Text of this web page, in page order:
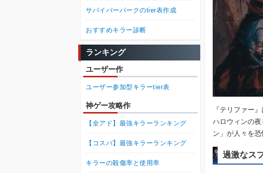
『テリファー
ハロウィンの
ン」が人々を
過激なス
サバイバーパークのtier表作成
おすすめキラー診断
ランキング
ユーザー作
ユーザー参加型キラーtier表
神ゲー攻略作
【全アド】最強キラーランキング
【コスパ】最強キラーランキング
キラーの殺傷率と使用率